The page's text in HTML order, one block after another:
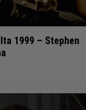
1999 – Stephen